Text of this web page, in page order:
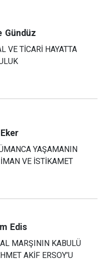
Gündüz
VE TİCARİ HAYATTA
Eker
YAŞAMANIN
VE İSTİKAMET
Edis
MARŞININ KABULÜ
AKİF ERSOY’U